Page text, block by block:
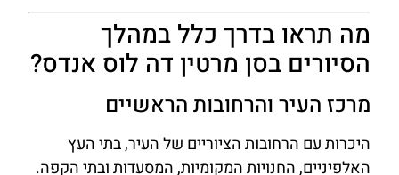
מה תראו בדרך כלל במהלך
הסיורים בסן מרטין דה לוס אנדס?
מרכז העיר והרחובות הראשיים
היכרות עם הרחובות הציוריים של העיר, בתי העץ
האלפיניים, החנויות המקומיות, המסעדות ובתי הקפה.